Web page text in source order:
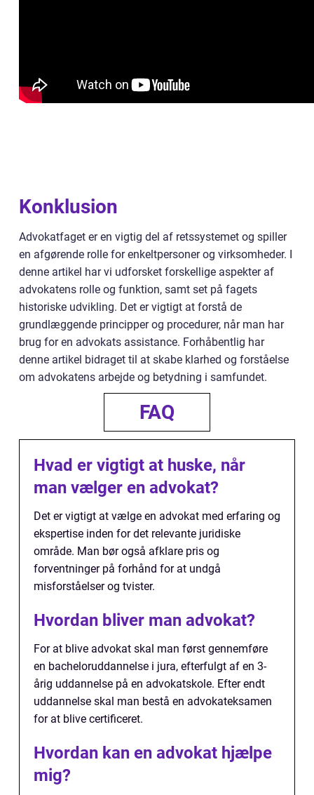
Konklusion
Advokatfaget er en vigtig del af retssystemet og spiller
en afgørende rolle for enkeltpersoner og virksomheder. I
denne artikel har vi udforsket forskellige aspekter af
advokatens rolle og funktion, samt set på fagets
historiske udvikling. Det er vigtigt at forstå de
grundlæggende principper og procedurer, når man har
brug for en advokats assistance. Forhåbentlig har
denne artikel bidraget til at skabe klarhed og forståelse
om advokatens arbejde og betydning i samfundet.
FAQ
Hvad er vigtigt at huske, når
man vælger en advokat?
Det er vigtigt at vælge en advokat med erfaring og
ekspertise inden for det relevante juridiske
område. Man bør også afklare pris og
forventninger på forhånd for at undgå
misforståelser og tvister.
Hvordan bliver man advokat?
For at blive advokat skal man først gennemføre
en bacheloruddannelse i jura, efterfulgt af en 3-
årig uddannelse på en advokatskole. Efter endt
uddannelse skal man bestå en advokateksamen
for at blive certificeret.
Hvordan kan en advokat hjælpe
mig?